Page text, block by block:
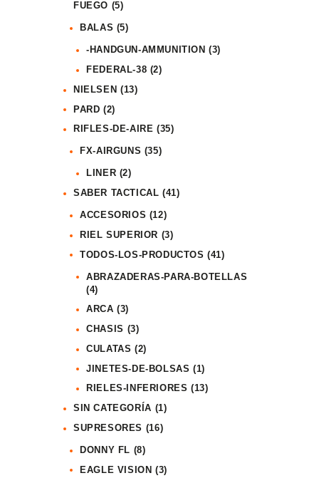
FUEGO (5)
BALAS (5)
-HANDGUN-AMMUNITION (3)
FEDERAL-38 (2)
NIELSEN (13)
PARD (2)
RIFLES-DE-AIRE (35)
FX-AIRGUNS (35)
LINER (2)
SABER TACTICAL (41)
ACCESORIOS (12)
RIEL SUPERIOR (3)
TODOS-LOS-PRODUCTOS (41)
ABRAZADERAS-PARA-BOTELLAS
(4)
ARCA (3)
CHASIS (3)
CULATAS (2)
JINETES-DE-BOLSAS (1)
RIELES-INFERIORES (13)
SIN CATEGORÍA (1)
SUPRESORES (16)
DONNY FL (8)
EAGLE VISION (3)